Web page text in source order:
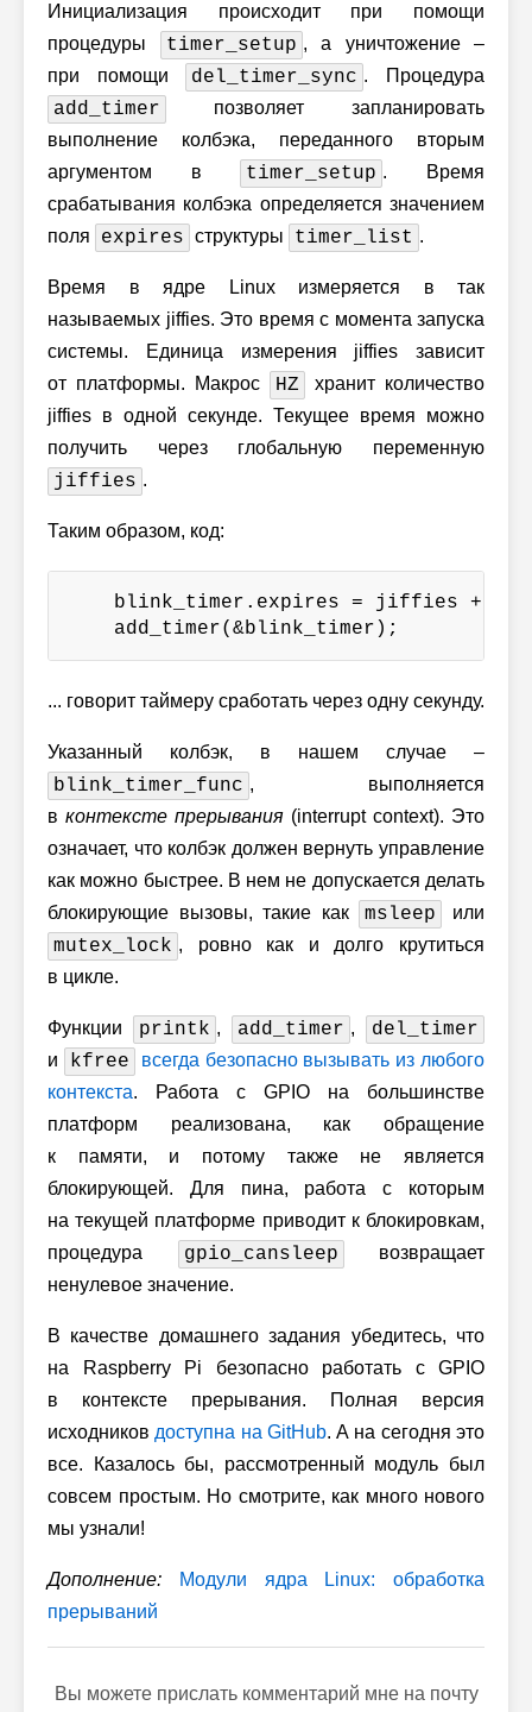
Инициализация происходит при помощи
процедуры
timer_setup , а уничтожение –
при помощи
del_timer_sync . Процедура
add_timer
позволяет запланировать
выполнение колбэка, переданного вторым
аргументом в
timer_setup . Время
срабатывания колбэка определяется значением
поля
expires структуры timer_list .
Время в ядре Linux измеряется в так
называемых jiffies. Это время с момента запуска
системы. Единица измерения jiffies зависит
от платформы. Макрос
HZ
хранит количество
jiffies в одной секунде. Текущее время можно
получить через глобальную переменную
jiffies .
Таким образом, код:
blink_timer.expires = jiffies +
    add_timer(&blink_timer);
... говорит таймеру сработать через одну секунду.
Указанный колбэк, в нашем случае –
blink_timer_func , выполняется
в контексте прерывания (interrupt context). Это
означает, что колбэк должен вернуть управление
как можно быстрее. В нем не допускается делать
блокирующие вызовы, такие как
msleep или
mutex_lock , ровно как и долго крутиться
в цикле.
Функции printk , add_timer , del_timer
и kfree
всегда безопасно вызывать из любого
контекста. Работа с GPIO на большинстве
платформ реализована, как обращение
к памяти, и потому также не является
блокирующей. Для пина, работа с которым
на текущей платформе приводит к блокировкам,
процедура
gpio_cansleep
возвращает
ненулевое значение.
В качестве домашнего задания убедитесь, что
на Raspberry Pi безопасно работать с GPIO
в контексте прерывания. Полная версия
исходников доступна на GitHub. А на сегодня это
все. Казалось бы, рассмотренный модуль был
совсем простым. Но смотрите, как много нового
мы узнали!
Дополнение:
Модули ядра Linux: обработка
прерываний
Вы можете прислать комментарий мне на почту